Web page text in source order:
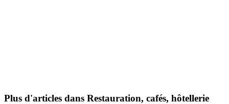
Plus d'articles dans Restauration, cafés, hôtellerie